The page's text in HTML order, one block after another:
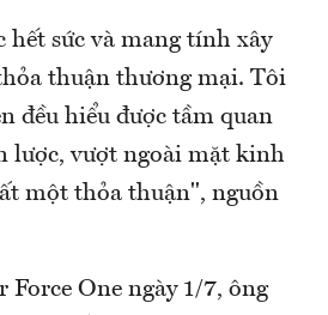
hết sức và mang tính xây
thuận thương mại. Tôi
đều hiểu được tầm quan
lược, vượt ngoài mặt kinh
một thỏa thuận", nguồn
Force One ngày 1/7, ông